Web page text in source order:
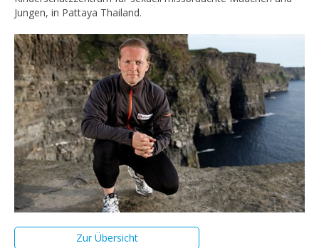
Jungen, in Pattaya Thailand.
Zur Übersicht